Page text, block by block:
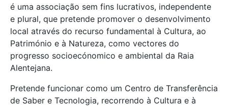
é uma associação sem fins lucrativos, independente
e plural, que pretende promover o desenvolvimento
local através do recurso fundamental à Cultura, ao
Património e à Natureza, como vectores do
progresso socioecónomico e ambiental da Raia
Alentejana.
Pretende funcionar como um Centro de Transferência
de Saber e Tecnologia, recorrendo à Cultura e à